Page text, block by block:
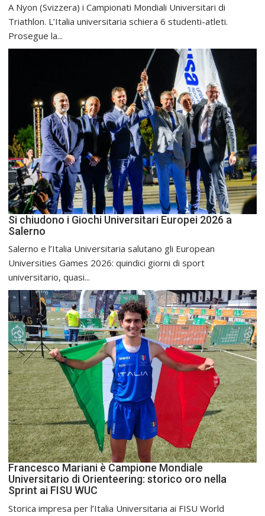
A Nyon (Svizzera) i Campionati Mondiali Universitari di
Triathlon. L’Italia universitaria schiera 6 studenti-atleti.
Prosegue la...
Si chiudono i Giochi Universitari Europei 2026 a
Salerno
Salerno e l’Italia Universitaria salutano gli European
Universities Games 2026: quindici giorni di sport
universitario, quasi...
Francesco Mariani è Campione Mondiale
Universitario di Orienteering: storico oro nella
Sprint ai FISU WUC
Storica impresa per l’Italia Universitaria ai FISU World